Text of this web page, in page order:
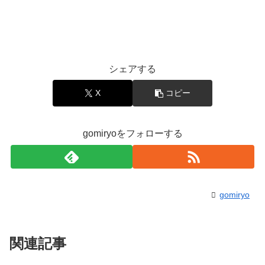
シェアする
X コピー
gomiryoをフォローする
gomiryo
関連記事